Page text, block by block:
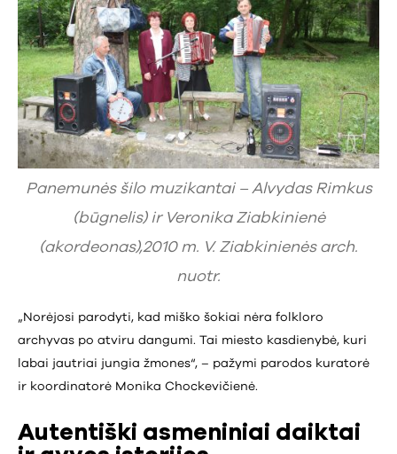
Panemunės šilo muzikantai – Alvydas Rimkus
(būgnelis) ir Veronika Ziabkinienė
(akordeonas),2010 m. V. Ziabkinienės arch.
nuotr.
„Norėjosi parodyti, kad miško šokiai nėra folkloro
archyvas po atviru dangumi. Tai miesto kasdienybė, kuri
labai jautriai jungia žmones“, – pažymi parodos kuratorė
ir koordinatorė Monika Chockevičienė.
Autentiški asmeniniai daiktai